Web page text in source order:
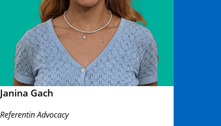
Janina Gach
Referentin Advocacy